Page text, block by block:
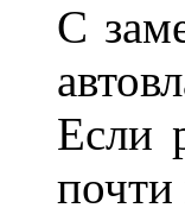
С
Если
почти